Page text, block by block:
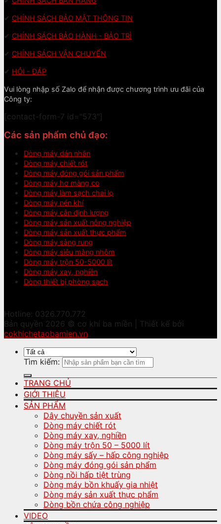
✔ CHÍNH SÁCH BẢO MẬT THÔNG TIN
✔ CHÍNH SÁCH BẢO HÀNH - BẢO TRÌ
✔ CHÍNH SÁCH VẬN CHUYỂN
✔ HỎI - ĐÁP
Vui lòng nhập số Zalo để nhận được chương trình ưu đãi của
Công ty:
[contact-form-7 id="573"]
Các sản phẩm chủ đạo:
Dòng máy dán nhãn
Dòng máy chiết rót
Dòng máy đóng gói sản phẩm
Dòng máy hơ màng co
Dòng máy làm sạch chai lọ
Dòng máy nén khí
Dòng máy cân định lượng
Dòng máy sản xuất nông nghiệp
Dòng máy sản xuất thực phẩm
Dòng máy sàng rung
Dòng máy siêu màng nhôm
Dòng máy trộn 50-5000 lít
Dòng máy xay, nghiền
Dòng thiết bị phòng sạch
Hotline: 0326.770.772
Bản quyền 2026 © cơ khí ba miền | Thiết kế bởi
cokhichetaobamien.vn
Tìm kiếm:
TRANG CHỦ
GIỚI THIỆU
SẢN PHẨM
Dây chuyền sản xuất
Dòng máy chiết rót
Dòng máy xay, nghiền
Dòng máy trộn 50 – 5000 lít
Dòng máy sấy – hấp công nghiệp
Dòng máy đóng gói sản phẩm
Dòng nồi hấp tiệt trùng
Dòng máy bồn khuấy gia nhiệt
Dòng máy sản xuất thực phẩm
Dòng bồn chứa công nghiệp
VIDEO